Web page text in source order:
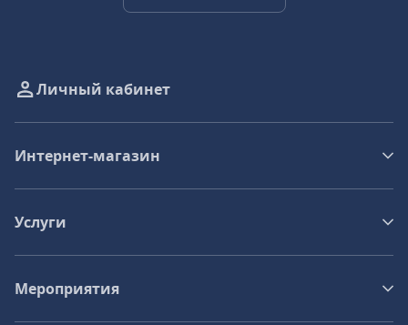
Личный кабинет
Интернет-магазин
Услуги
Мероприятия